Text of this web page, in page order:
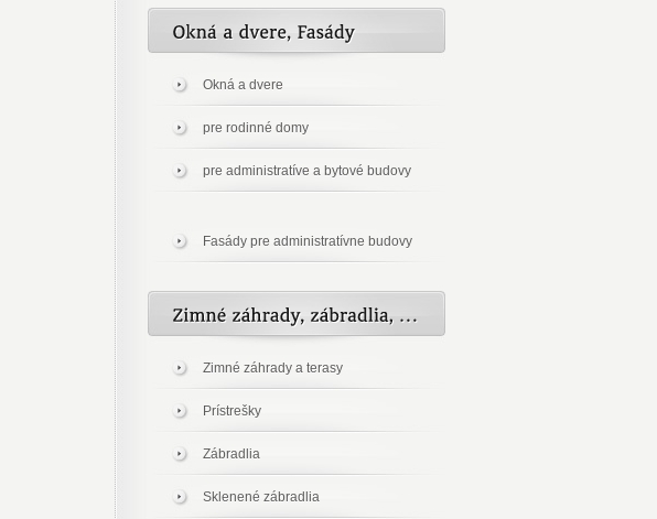
Okná a dvere
pre rodinné domy
pre administratíve a bytové budovy
Fasády pre administratívne budovy
Zimné záhrady a terasy
Prístrešky
Zábradlia
Sklenené zábradlia